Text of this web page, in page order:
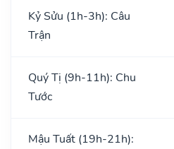
Kỷ Sửu (1h-3h): Câu
Trận
Quý Tị (9h-11h): Chu
Tước
Mậu Tuất (19h-21h):